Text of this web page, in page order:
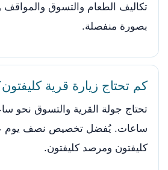
تكاليف الطعام والتسوق والمواقف
بصورة منفصلة.
كم تحتاج زيارة قرية
تحتاج جولة القرية والتسوق نحو
ساعات. يُفضل تخصيص نصف يوم
كليفتون ومرصد كليفتون.